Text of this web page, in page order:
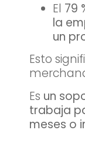
El 79
la
un
Esto
Es un
trabaja
meses o